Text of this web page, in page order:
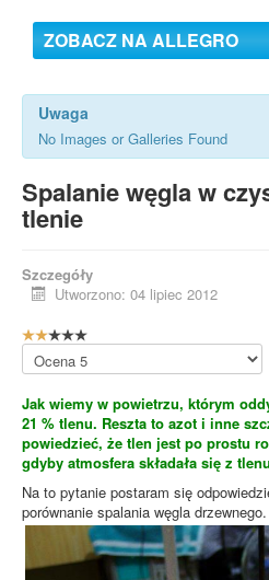
ZOBACZ NA ALLEGRO
Uwaga
No Images or Galleries Found
Spalanie węgla w
tlenie
Szczegóły
Utworzono: 04 lipiec 2012
O
c
e
a
u
ż
y
t
k
o
n
Proszę,
oceń
Jak wiemy w powietrzu, którym
21 % tlenu. Reszta to azot i inne
powiedzieć, że tlen jest po prostu
gdyby atmosfera składała się z
Na to pytanie postaram się
porównanie spalania węgla drzewnego.